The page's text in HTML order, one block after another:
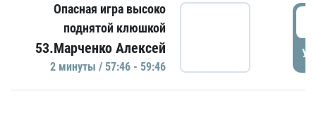
Опасная игра высоко
поднятой клюшкой
53.Марченко Алексей
2 минуты / 57:46 - 59:46